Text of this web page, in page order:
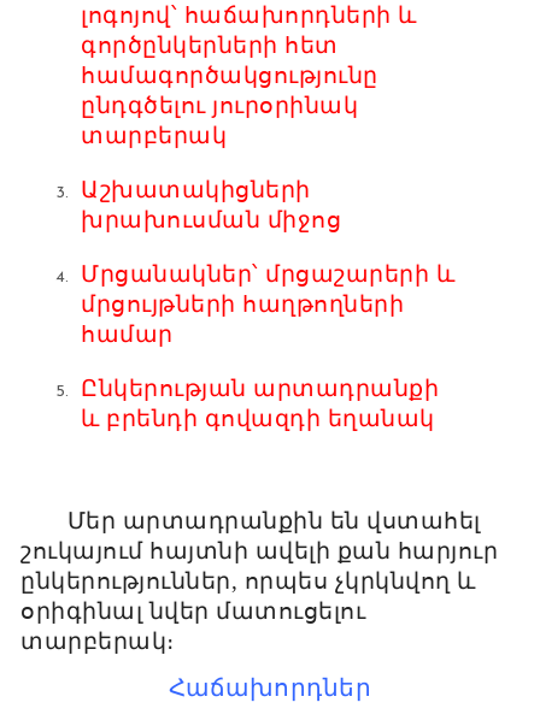
լոգոյով՝ հաճախորդների և
գործընկերների հետ
համագործակցությունը
ընդգծելու յուրօրինակ
տարբերակ
Աշխատակիցների
խրախուսման միջոց
Մրցանակներ՝ մրցաշարերի և
մրցույթների հաղթողների
համար
Ընկերության արտադրանքի
և բրենդի գովազդի եղանակ
Մեր արտադրանքին են վստահել
շուկայում հայտնի ավելի քան հարյուր
ընկերություններ, որպես չկրկնվող և
օրիգինալ նվեր մատուցելու
տարբերակ։
Հաճախորդներ